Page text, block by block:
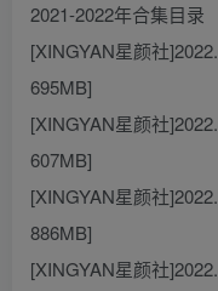
2021-2022年合集目录
[XINGYAN星颜社
695MB]
[XINGYAN星颜社
607MB]
[XINGYAN星颜社
886MB]
[XINGYAN星颜社